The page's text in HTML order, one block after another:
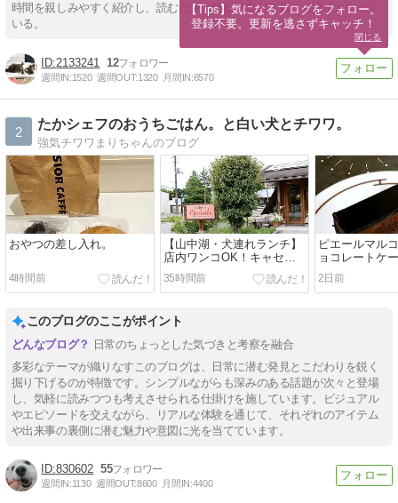
時間を親しみやすく紹介し、読むたびに笑顔と癒しを届ける構成となって
いる。
2133241 12
週間IN:1520 週間OUT:1320 月間IN:6570
2
たかシェフのおうちごはん。と白い犬とチワワ。
強気チワワまりちゃんのブログ
おやつの差し入れ。
4時間前
【山中湖・犬連れランチ】
店内ワンコOK！キャセロ
ールで熱々タンシチュー
35時間前
ピエールマル
ョコレートケ
2日前
このブログのここがポイント
日常のちょっとした気づきと考察を融合
多彩なテーマが織りなすこのブログは、日常に潜む発見とこだわりを鋭く
掘り下げるのが特徴です。シンプルながらも深みのある話題が次々と登場
し、気軽に読みつつも考えさせられる仕掛けを施しています。ビジュアル
やエピソードを交えながら、リアルな体験を通じて、それぞれのアイテム
や出来事の裏側に潜む魅力や意図に光を当てています。
830602 55
週間IN:1130 週間OUT:8600 月間IN:4400
【Tips】気になるブログをフォロー。
登録不要。更新を逃さずキャッチ！
閉じる